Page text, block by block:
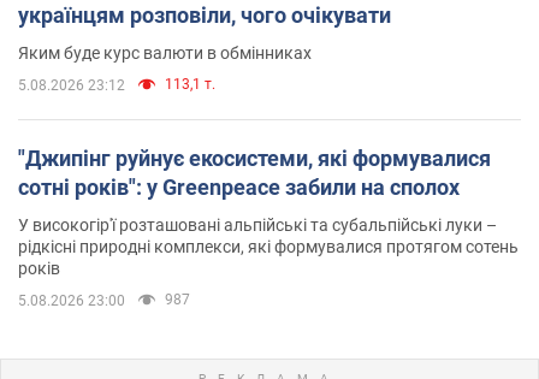
українцям розповіли, чого очікувати
Яким буде курс валюти в обмінниках
5.08.2026 23:12 113,1 т.
"Джипінг руйнує екосистеми, які формувалися
сотні років": у Greenpeace забили на сполох
У високогір'ї розташовані альпійські та субальпійські луки –
рідкісні природні комплекси, які формувалися протягом сотень
років
5.08.2026 23:00 987